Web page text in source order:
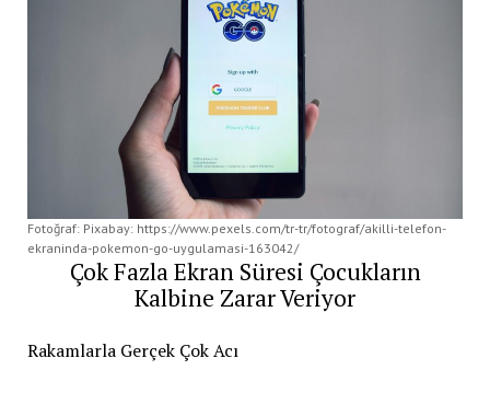
Fotoğraf: Pixabay: https://www.pexels.com/tr-tr/fotograf/akilli-telefon-
ekraninda-pokemon-go-uygulamasi-163042/
Çok Fazla Ekran Süresi Çocukların
Kalbine Zarar Veriyor
Rakamlarla Gerçek Çok Acı